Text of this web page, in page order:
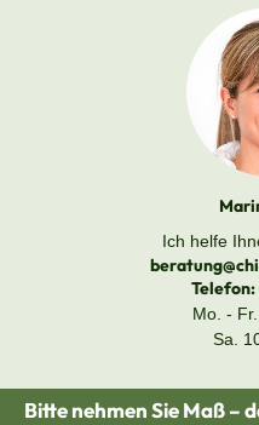
Ich helfe
Telefon:
Mo. -
Sa.
Bitte nehmen Sie Maß –